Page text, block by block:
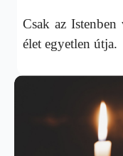
Csak az Istenben
élet egyetlen útja.